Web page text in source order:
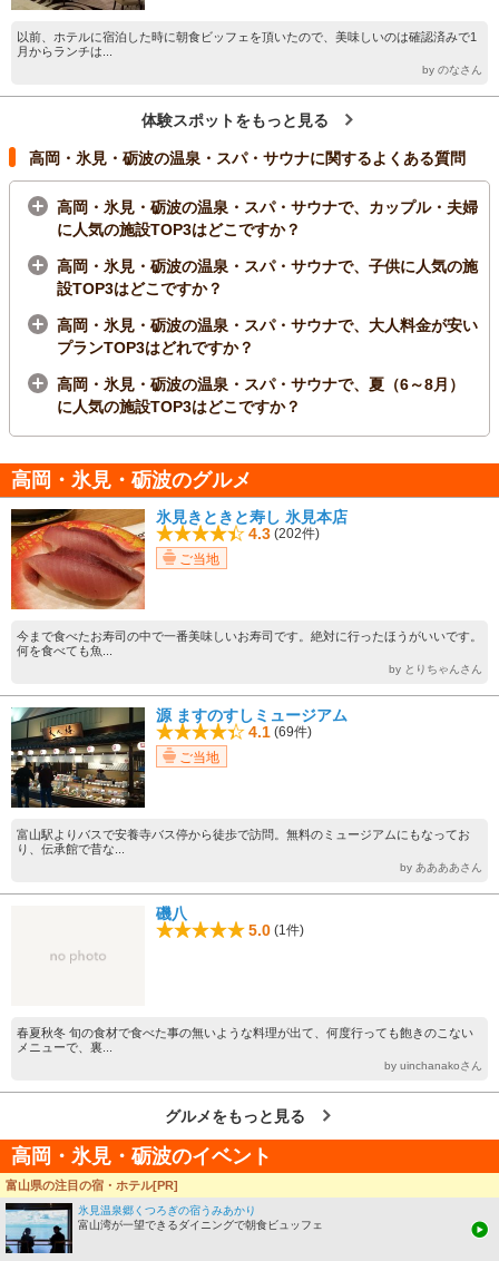
以前、ホテルに宿泊した時に朝食ビッフェを頂いたので、美味しいのは確認済みで1
月からランチは...
by のなさん
体験スポットをもっと見る
高岡・氷見・砺波の温泉・スパ・サウナに関するよくある質問
高岡・氷見・砺波の温泉・スパ・サウナで、カップル・夫婦
に人気の施設TOP3はどこですか？
高岡・氷見・砺波の温泉・スパ・サウナで、子供に人気の施
設TOP3はどこですか？
高岡・氷見・砺波の温泉・スパ・サウナで、大人料金が安い
プランTOP3はどれですか？
高岡・氷見・砺波の温泉・スパ・サウナで、夏（6～8月）
に人気の施設TOP3はどこですか？
高岡・氷見・砺波のグルメ
氷見きときと寿し 氷見本店
4.3 (202件)
ご当地
今まで食べたお寿司の中で一番美味しいお寿司です。絶対に行ったほうがいいです。
何を食べても魚...
by とりちゃんさん
源 ますのすしミュージアム
4.1 (69件)
ご当地
富山駅よりバスで安養寺バス停から徒歩で訪問。無料のミュージアムにもなってお
り、伝承館で昔な...
by ああああさん
磯八
5.0 (1件)
春夏秋冬 旬の食材で食べた事の無いような料理が出て、何度行っても飽きのこない
メニューで、裏...
by uinchanakoさん
グルメをもっと見る
高岡・氷見・砺波のイベント
新湊曳山まつり
富山県の注目の宿・ホテル[PR]
氷見温泉郷くつろぎの宿うみあかり
富山湾が一望できるダイニングで朝食ビュッフェ